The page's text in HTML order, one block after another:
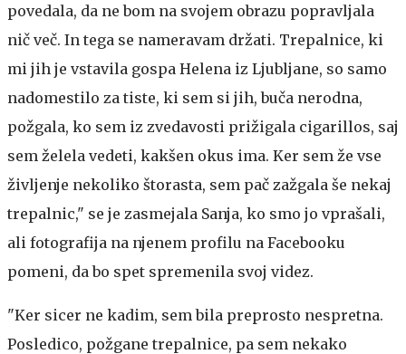
povedala, da ne bom na svojem obrazu popravljala
nič več. In tega se nameravam držati. Trepalnice, ki
mi jih je vstavila gospa Helena iz Ljubljane, so samo
nadomestilo za tiste, ki sem si jih, buča nerodna,
požgala, ko sem iz zvedavosti prižigala cigarillos, saj
sem želela vedeti, kakšen okus ima. Ker sem že vse
življenje nekoliko štorasta, sem pač zažgala še nekaj
trepalnic," se je zasmejala Sanja, ko smo jo vprašali,
ali fotografija na njenem profilu na Facebooku
pomeni, da bo spet spremenila svoj videz.
"Ker sicer ne kadim, sem bila preprosto nespretna.
Posledico, požgane trepalnice, pa sem nekako